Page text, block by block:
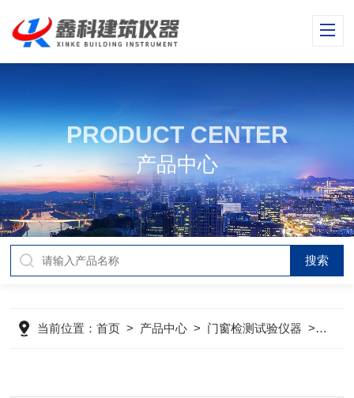
PRODUCT CENTER
产品中心
当前位置：首页 > 产品中心 > 门窗检测试验仪器 > 塑料